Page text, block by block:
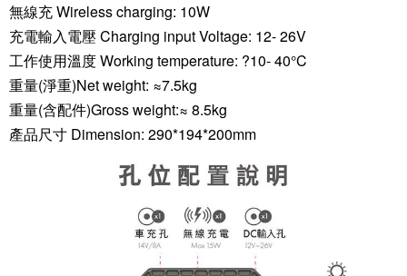
無線充 Wireless charging: 10W
充電輸入電壓 Charging input Voltage: 12- 26V
工作使用溫度 Working temperature: ?10- 40°C
重量(淨重)Net weight: ≈7.5kg
重量(含配件)Gross weight:≈ 8.5kg
產品尺寸 Dimension: 290*194*200mm